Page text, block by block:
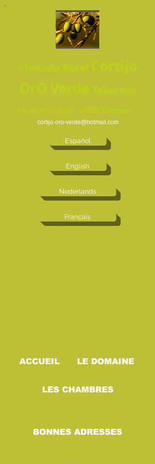
Vivienda Rural Cortijo
OrO Verde Tabernas
Paraje Oro Verde - 04200 Tabernas
cortijo-oro-verde@hotmail.com
Español
English
Nederlands
Français
ACCUEIL LE DOMAINE
LES CHAMBRES
BONNES ADRESSES